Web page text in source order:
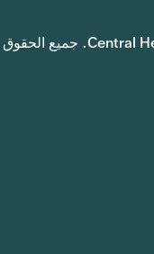
جميع الحقوق محفوظة © 2026 Central Health. جميع الحقوق